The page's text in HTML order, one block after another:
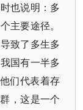
也说明：多
主要途径。
致了多生多
国有一半多
们代表着存
，这是一个